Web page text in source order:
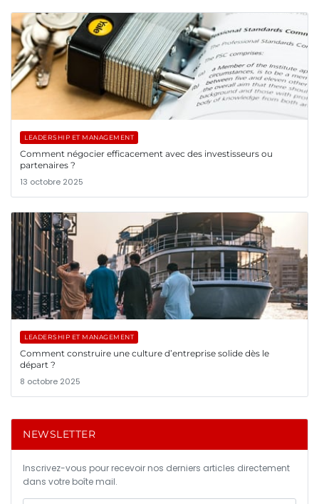
LEADERSHIP ET MANAGEMENT
Comment négocier efficacement avec des investisseurs ou
partenaires ?
13 octobre 2025
LEADERSHIP ET MANAGEMENT
Comment construire une culture d’entreprise solide dès le
départ ?
8 octobre 2025
NEWSLETTER
Inscrivez-vous pour recevoir nos derniers articles directement
dans votre boîte mail.